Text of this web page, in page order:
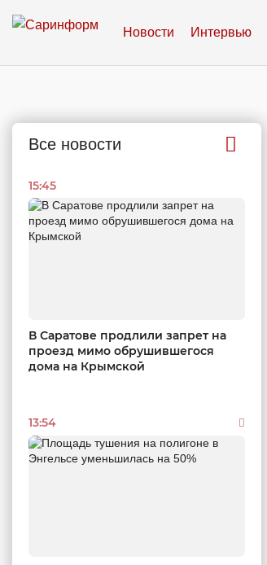
Новости Интервью
Все новости
15:45
В Саратове продлили запрет на
проезд мимо обрушившегося
дома на Крымской
13:54